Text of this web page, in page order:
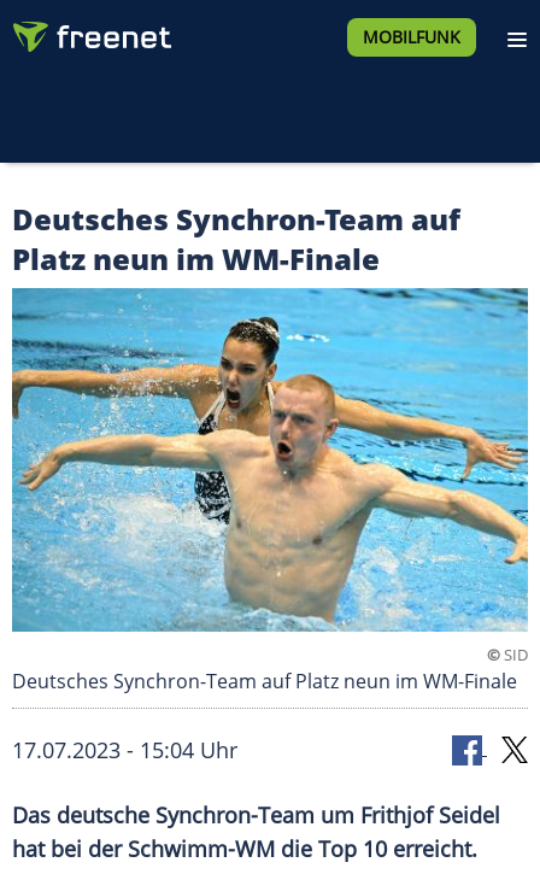
MOBILFUNK
Deutsches Synchron-Team auf
Platz neun im WM-Finale
©SID
Deutsches Synchron-Team auf Platz neun im WM-Finale
17.07.2023 - 15:04 Uhr
Das deutsche Synchron-Team um Frithjof Seidel
hat bei der Schwimm-WM die Top 10 erreicht.